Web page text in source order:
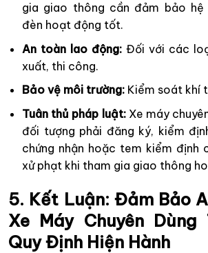
gia giao thông cần đảm bảo hệ
đèn hoạt động tốt.
An toàn lao động: Đối với các
xuất, thi công.
Bảo vệ môi trường: Kiểm soát khí
Tuân thủ pháp luật:Xe máy
đối tượng phải đăng ký, kiểm
chứng nhận hoặc tem kiểm định
xử phạt khi tham gia giao thông
5. Kết Luận: Đảm Bảo
Xe Máy Chuyên Dùng
Quy Định Hiện Hành